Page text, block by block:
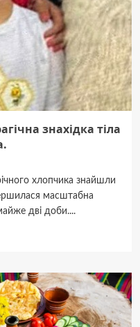
знахідка тіла
хлопчика знайшли
масштабна
дві доби....